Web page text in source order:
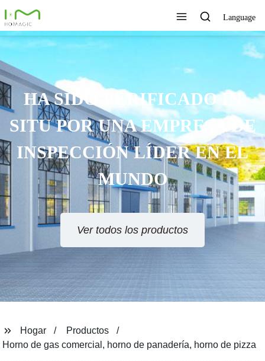
Language
HA SIDO VERIFICADO IN
SITU POR UNA EMPRESA DE
INSPECCIÓN LÍDER EN EL
MUNDO
Ver todos los productos
Hogar
Productos
Horno de gas comercial, horno de panadería, horno de pizza